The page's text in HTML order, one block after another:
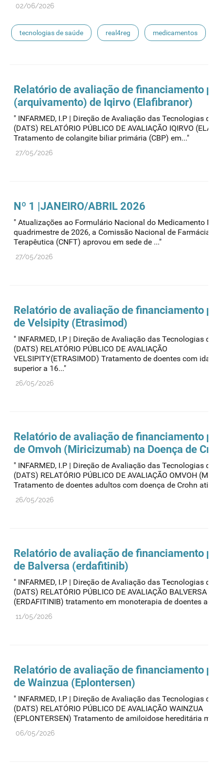
02/06/2026
tecnologias de saúde real4reg medicamentos
Relatório de avaliação de financiamento
(arquivamento) de Iqirvo (Elafibranor)
" INFARMED, I.P | Direção de Avaliação das Tecnologias de
(DATS) RELATÓRIO PÚBLICO DE AVALIAÇÃO IQIRVO
Tratamento de colangite biliar primária (CBP) em..."
27/05/2026
Nº 1 |JANEIRO/ABRIL 2026
" Atualizações ao Formulário Nacional do Medicamento No
quadrimestre de 2026, a Comissão Nacional de Farmácia e
Terapêutica (CNFT) aprovou em sede de ..."
27/05/2026
Relatório de avaliação de financiamento
de Velsipity (Etrasimod)
" INFARMED, I.P | Direção de Avaliação das Tecnologias de
(DATS) RELATÓRIO PÚBLICO DE AVALIAÇÃO
VELSIPITY(ETRASIMOD) Tratamento de doentes com
superior a 16..."
26/05/2026
Relatório de avaliação de financiamento
de Omvoh (Miricizumab) na Doença de
" INFARMED, I.P | Direção de Avaliação das Tecnologias de
(DATS) RELATÓRIO PÚBLICO DE AVALIAÇÃO OMVOH
Tratamento de doentes adultos com doença de Crohn
26/05/2026
Relatório de avaliação de financiamento
de Balversa (erdafitinib)
" INFARMED, I.P | Direção de Avaliação das Tecnologias de
(DATS) RELATÓRIO PÚBLICO DE AVALIAÇÃO BALVERSA
(ERDAFITINIB) tratamento em monoterapia de doentes
11/05/2026
Relatório de avaliação de financiamento
de Wainzua (Eplontersen)
" INFARMED, I.P | Direção de Avaliação das Tecnologias de
(DATS) RELATÓRIO PÚBLICO DE AVALIAÇÃO WAINZUA
(EPLONTERSEN) Tratamento de amiloidose hereditária
06/05/2026